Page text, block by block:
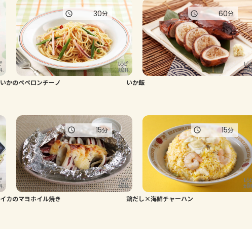
いかのペペロンチーノ
30分
いか飯
60分
イカのマヨホイル焼き
15分
鶏だし×海鮮チャーハン
15分